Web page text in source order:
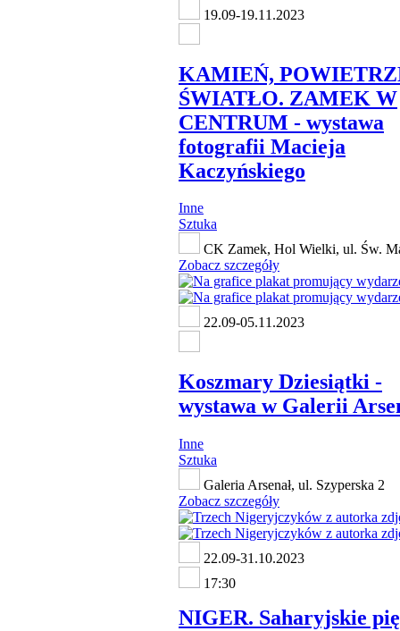
19.09-19.11.2023
KAMIEŃ,
ŚWIATŁO. ZAMEK W
CENTRUM - wystawa
fotografii Macieja
Kaczyńskiego
Inne
Sztuka
CK Zamek, Hol Wielki, ul. Św.
Zobacz szczegóły
22.09-05.11.2023
Koszmary Dziesiątki -
wystawa w Galerii
Inne
Sztuka
Galeria Arsenał, ul. Szyperska 2
Zobacz szczegóły
22.09-31.10.2023
17:30
NIGER. Saharyjskie